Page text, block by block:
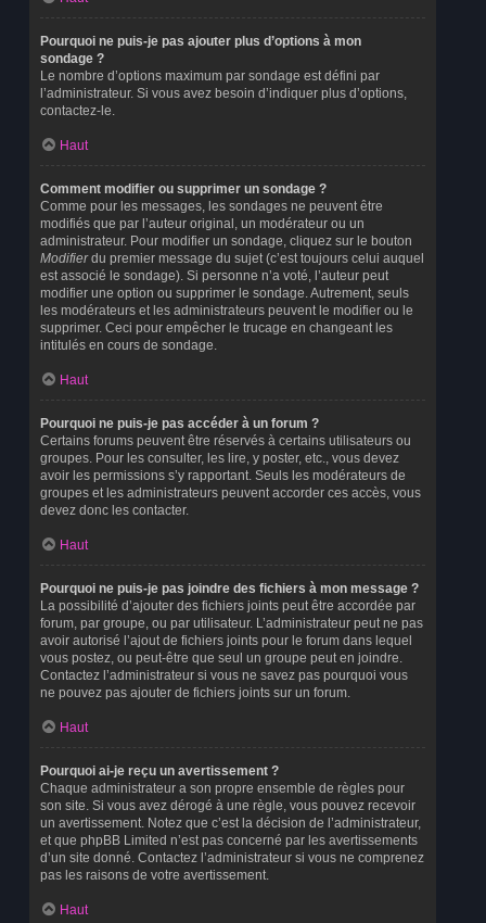
Pourquoi ne puis-je pas ajouter plus d’options à mon
sondage ?
Le nombre d’options maximum par sondage est défini par
l’administrateur. Si vous avez besoin d’indiquer plus d’options,
contactez-le.
Haut
Comment modifier ou supprimer un sondage ?
Comme pour les messages, les sondages ne peuvent être
modifiés que par l’auteur original, un modérateur ou un
administrateur. Pour modifier un sondage, cliquez sur le bouton
Modifierdu premier message du sujet (c’est toujours celui auquel
est associé le sondage). Si personne n’a voté, l’auteur peut
modifier une option ou supprimer le sondage. Autrement, seuls
les modérateurs et les administrateurs peuvent le modifier ou le
supprimer. Ceci pour empêcher le trucage en changeant les
intitulés en cours de sondage.
Haut
Pourquoi ne puis-je pas accéder à un forum ?
Certains forums peuvent être réservés à certains utilisateurs ou
groupes. Pour les consulter, les lire, y poster, etc., vous devez
avoir les permissions s’y rapportant. Seuls les modérateurs de
groupes et les administrateurs peuvent accorder ces accès, vous
devez donc les contacter.
Haut
Pourquoi ne puis-je pas joindre des fichiers à mon message ?
La possibilité d’ajouter des fichiers joints peut être accordée par
forum, par groupe, ou par utilisateur. L’administrateur peut ne pas
avoir autorisé l’ajout de fichiers joints pour le forum dans lequel
vous postez, ou peut-être que seul un groupe peut en joindre.
Contactez l’administrateur si vous ne savez pas pourquoi vous
ne pouvez pas ajouter de fichiers joints sur un forum.
Haut
Pourquoi ai-je reçu un avertissement ?
Chaque administrateur a son propre ensemble de règles pour
son site. Si vous avez dérogé à une règle, vous pouvez recevoir
un avertissement. Notez que c’est la décision de l’administrateur,
et que phpBB Limited n’est pas concerné par les avertissements
d’un site donné. Contactez l’administrateur si vous ne comprenez
pas les raisons de votre avertissement.
Haut